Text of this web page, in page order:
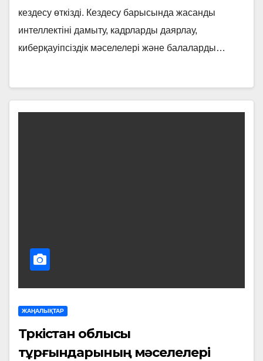
кездесу өткізді. Кездесу барысында жасанды
интеллектіні дамыту, кадрларды даярлау,
киберқауіпсіздік мәселелері және балаларды…
ЖАҢАЛЫҚТАР
Түркістан облысы
тұрғындарының мәселелері